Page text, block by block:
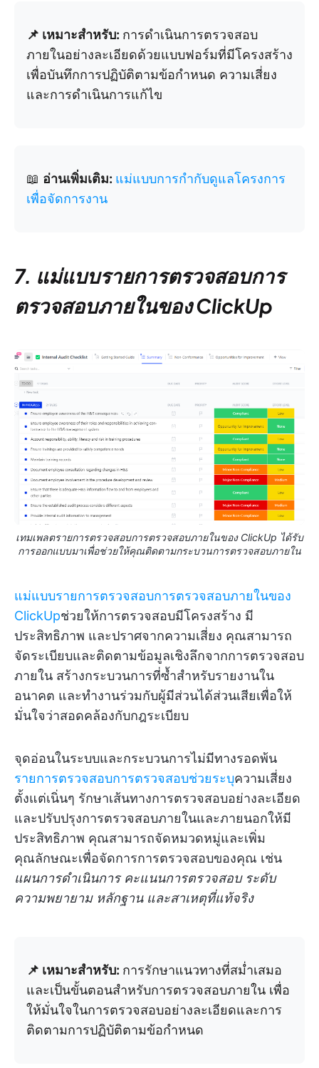
📌 เหมาะสำหรับ: การดำเนินการตรวจสอบ
ภายในอย่างละเอียดด้วยแบบฟอร์มที่มีโครงสร้าง
เพื่อบันทึกการปฏิบัติตามข้อกำหนด ความเสี่ยง
และการดำเนินการแก้ไข
📖 อ่านเพิ่มเติม: แม่แบบการกำกับดูแลโครงการ
เพื่อจัดการงาน
7. แม่แบบรายการตรวจสอบการ
ตรวจสอบภายในของ ClickUp
เทมเพลตรายการตรวจสอบการตรวจสอบภายในของ ClickUp ได้รับ
การออกแบบมาเพื่อช่วยให้คุณติดตามกระบวนการตรวจสอบภายใน
แม่แบบรายการตรวจสอบการตรวจสอบภายในของ
ClickUpช่วยให้การตรวจสอบมีโครงสร้าง มี
ประสิทธิภาพ และปราศจากความเสี่ยง คุณสามารถ
จัดระเบียบและติดตามข้อมูลเชิงลึกจากการตรวจสอบ
ภายใน สร้างกระบวนการที่ซ้ำสำหรับรายงานใน
อนาคต และทำงานร่วมกับผู้มีส่วนได้ส่วนเสียเพื่อให้
มั่นใจว่าสอดคล้องกับกฎระเบียบ
จุดอ่อนในระบบและกระบวนการไม่มีทางรอดพ้น
รายการตรวจสอบการตรวจสอบช่วยระบุความเสี่ยง
ตั้งแต่เนิ่นๆ รักษาเส้นทางการตรวจสอบอย่างละเอียด
และปรับปรุงการตรวจสอบภายในและภายนอกให้มี
ประสิทธิภาพ คุณสามารถจัดหมวดหมู่และเพิ่ม
คุณลักษณะเพื่อจัดการการตรวจสอบของคุณ เช่น
แผนการดำเนินการ คะแนนการตรวจสอบ ระดับ
ความพยายาม หลักฐาน และสาเหตุที่แท้จริง
📌 เหมาะสำหรับ: การรักษาแนวทางที่สม่ำเสมอ
และเป็นขั้นตอนสำหรับการตรวจสอบภายใน เพื่อ
ให้มั่นใจในการตรวจสอบอย่างละเอียดและการ
ติดตามการปฏิบัติตามข้อกำหนด